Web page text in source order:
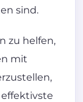
sind.
zu helfen,
mit